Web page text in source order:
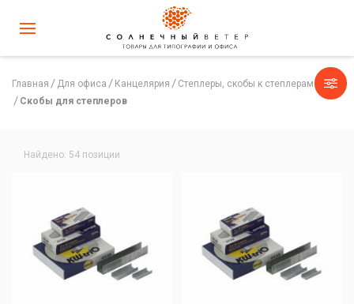
Главная Для офиса Канцелярия
Степлеры, скобы к степлерам
Скобы для степлеров
Найдено: 54 позиции